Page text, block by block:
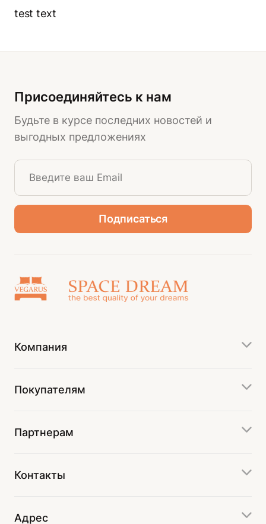
test text
Присоединяйтесь к нам
Будьте в курсе последних новостей и
выгодных предложениях
Компания
Покупателям
Партнерам
Контакты
Адрес